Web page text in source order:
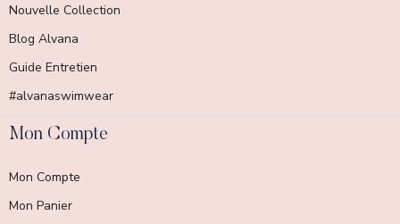
Nouvelle Collection
Blog Alvana
Guide Entretien
#alvanaswimwear
Mon Compte
Mon Compte
Mon Panier